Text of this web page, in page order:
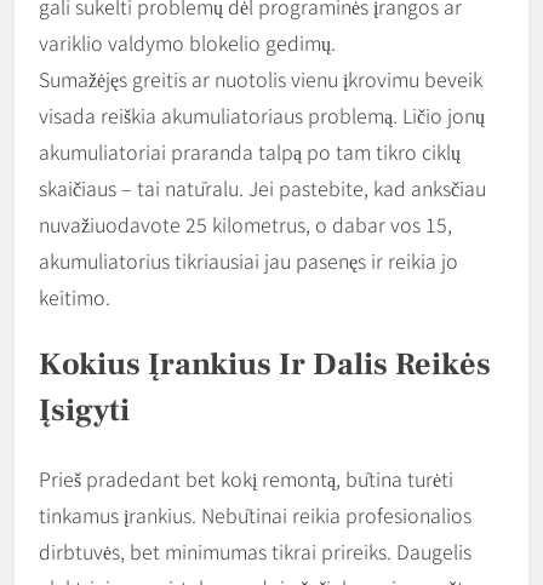
gali sukelti problemų dėl programinės įrangos ar
variklio valdymo blokelio gedimų.
Sumažėjęs greitis ar nuotolis vienu įkrovimu beveik
visada reiškia akumuliatoriaus problemą. Ličio jonų
akumuliatoriai praranda talpą po tam tikro ciklų
skaičiaus – tai natūralu. Jei pastebite, kad anksčiau
nuvažiuodavote 25 kilometrus, o dabar vos 15,
akumuliatorius tikriausiai jau pasenęs ir reikia jo
keitimo.
Kokius Įrankius Ir Dalis Reikės
Įsigyti
Prieš pradedant bet kokį remontą, būtina turėti
tinkamus įrankius. Nebūtinai reikia profesionalios
dirbtuvės, bet minimumas tikrai prireiks. Daugelis